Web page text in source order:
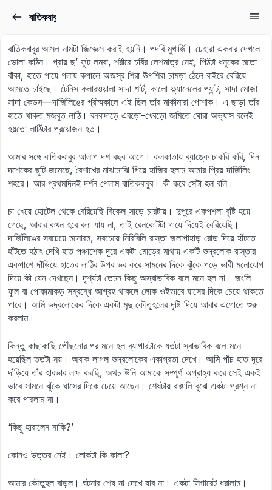
বাতিকবাবু
বাতিকবাবুর আসল নামটা জিজ্ঞেস করাই হয়নি। পদবি মুখার্জি। চেহারা একবার দেখলে
ভোলা কঠিন। প্রায় ছ’ ফুট লম্বা, শরীরে চর্বির লেশমাত্র নেই, পিঠটা ধনুকের মতো
বাঁকা, হাতে পায়ে গলায় কপালে অজস্র শিরা উপশিরা চামড়া ঠেলে বাইরে বেরিয়ে
আসতে চাইছে। টেনিস কলারওয়ালা সাদা শার্ট, কালো ফ্ল্যানেলের প্যান্ট, সাদা মোজা
সাদা কেডস—দার্জিলিঙের গ্রীষ্মকালে এই ছিল তাঁর মার্কামারা পোশাক। এ ছাড়া তাঁর
হাতে থাকত মজবুত লাঠি। বনবাদাড়ে এবড়ো-খেবড়ো জমিতে ঘোরা অভ্যাস বলেই
হয়তো লাঠিটার প্রয়োজন হত।
আমার সঙ্গে বাতিকবাবুর আলাপ দশ বছর আগে। কলকাতায় ব্যাঙ্কে চাকরি করি, দিন
দশেকের ছুটি জমেছে, বৈশাখের মাঝামাঝি গিয়ে হাজির হলাম আমার প্রিয় দার্জিলিং
শহরে। আর প্রথমদিনই দর্শন পেলাম বাতিকবাবুর। কী করে সেটা হল বলি।
চা খেয়ে হোটেল থেকে বেরিয়েছি বিকেল সাড়ে চারটায়। দুপুরে একপশলা বৃষ্টি হয়ে
গেছে, আবার কখন হবে বলা যায় না, তাই রেনকোটটা গায়ে দিয়েই বেরিয়েছি।
দার্জিলিঙের সবচেয়ে মনোরম, সবচেয়ে নিরিবিলি রাস্তা জলাপাহাড় রোড দিয়ে হাঁটতে
হাঁটতে হঠাৎ দেখি হাত পঞ্চাশেক দূরে একটা মোড়ের মাথায় একটি ভদ্রলোক রাস্তার
একপাশে দাঁড়িয়ে হাতের লাঠির উপর ভর করে সামনের দিকে ঝুঁকে পড়ে ভারী মনোযোগ
দিয়ে কী যেন দেখছেন। দৃশ্যটা তেমন কিছু অস্বাভাবিক বলে মনে হল না। জংলি
ফুল বা পোকামাকড় সম্বন্ধে আগ্রহ থাকলে লোক ওইভাবে ঘাসের দিকে চেয়ে থাকতে
পারে। আমি ভদ্রলোকের দিকে একটা মৃদু কৌতূহলের দৃষ্টি দিয়ে আবার এগোতে শুরু
করলাম।
কিন্তু কাছাকাছি পৌঁছনোর পর মনে হল ব্যাপারটাকে যতটা স্বাভাবিক বলে মনে
হয়েছিল ততটা নয়। অবাক লাগল ভদ্রলোকের একাগ্রতা দেখে। আমি পাঁচ হাত দূরে
দাঁড়িয়ে তাঁর হাবভাব লক্ষ করছি, অথচ উনি আমাকে সম্পূর্ণ অগ্রাহ্য করে সেই একই
ভাবে সামনে ঝুঁকে ঘাসের দিকে চেয়ে আছেন। শেষটায় বাঙালি বুঝে একটা প্রশ্ন না
করে পারলাম না।
‘কিছু হারালেন নাকি?’
কোনও উত্তর নেই। লোকটা কি কালা?
আমার কৌতুহল বাড়ল। ঘটনার শেষ না দেখে যাব না। একটা সিগারেট ধরালাম।
Sign in
Don’t have an account?Sign up
Remember me Lost your password?